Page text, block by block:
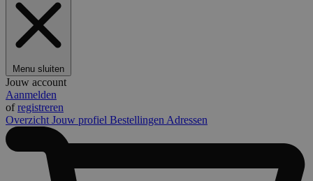
Menu sluiten
Jouw account
Aanmelden
ofregistreren
Overzicht Jouw profiel Bestellingen Adressen